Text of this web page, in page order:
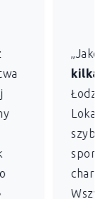
„Jako
Łodzi)
Lokal